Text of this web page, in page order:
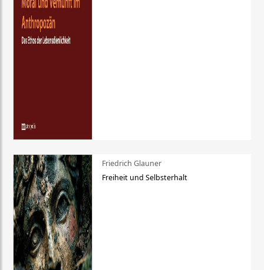
Friedrich Glauner
Freiheit und Selbsterhalt